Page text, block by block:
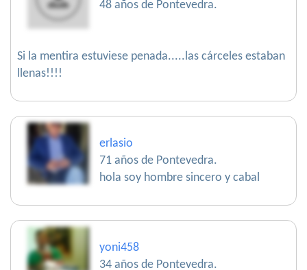
48 años de Pontevedra.
Si la mentira estuviese penada.....las cárceles estaban
llenas!!!!
erlasio
71 años de Pontevedra.
hola soy hombre sincero y cabal
yoni458
34 años de Pontevedra.